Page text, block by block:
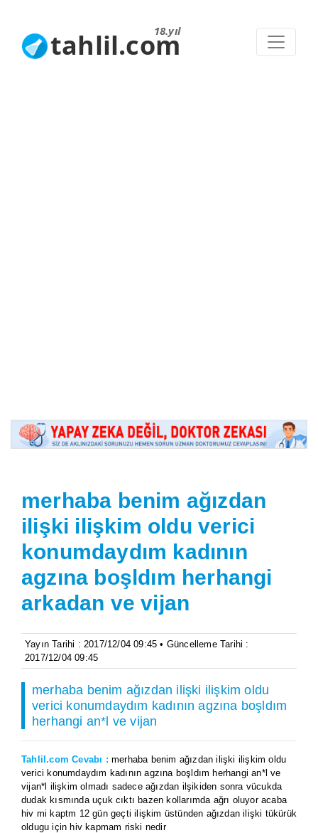
18.yıl
tahlil.com
merhaba benim ağızdan
ilişki ilişkim oldu verici
konumdaydım kadının
agzına boşldım herhangi
arkadan ve vijan
Yayın Tarihi : 2017/12/04 09:45 • Güncelleme Tarihi :
2017/12/04 09:45
merhaba benim ağızdan ilişki ilişkim oldu
verici konumdaydım kadının agzına boşldım
herhangi an*l ve vijan
Tahlil.com Cevabı : merhaba benim ağızdan ilişki ilişkim oldu
verici konumdaydım kadının agzına boşldım herhangi an*l ve
vijan*l ilişkim olmadı sadece ağızdan ilşikiden sonra vücukda
dudak kısmında uçuk cıktı bazen kollarımda ağrı oluyor acaba
hiv mi kaptm 12 gün geçti ilişkim üstünden ağızdan ilişki tükürük
oldugu için hiv kapmam riski nedir